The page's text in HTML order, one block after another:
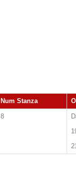
Num Stanza
8